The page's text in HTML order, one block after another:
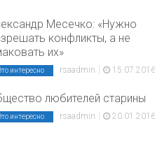
Месечко: «Нужно
конфликты, а не
их»
интересно rsaadmin 15.07.2016
любителей старины
интересно rsaadmin 20.01.2016